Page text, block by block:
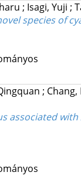
; Isagi, Yuji ;
species of
;
associated